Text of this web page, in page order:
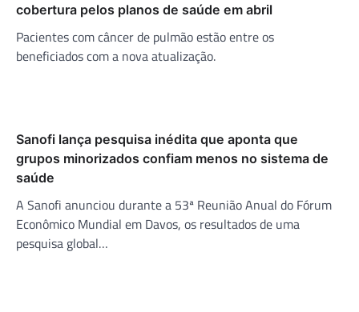
cobertura pelos planos de saúde em abril
Pacientes com câncer de pulmão estão entre os
beneficiados com a nova atualização.
Sanofi lança pesquisa inédita que aponta que
grupos minorizados confiam menos no sistema de
saúde
A Sanofi anunciou durante a 53ª Reunião Anual do Fórum
Econômico Mundial em Davos, os resultados de uma
pesquisa global…